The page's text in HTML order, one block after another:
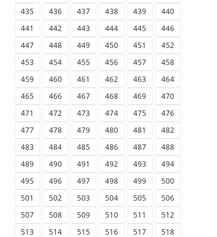
435 436 437 438 439
440
441
442 443 444 445
446
447
448 449 450 451
452
453
454 455 456 457
458
459
460 461 462 463
464
465
466 467 468 469
470
471
472 473 474 475
476
477
478 479 480 481
482
483
484 485 486 487
488
489
490 491 492 493
494
495
496 497 498 499
500
501
502 503 504 505
506
507
508 509 510 511
512
513
514 515 516 517
518